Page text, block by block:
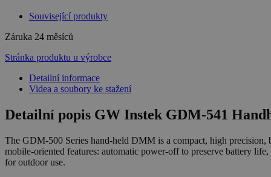
Související produkty
Záruka 24 měsíců
Stránka produktu u výrobce
Detailní informace
Videa a soubory ke stažení
Detailní popis GW Instek GDM-541
The GDM-500 Series hand-held DMM is a compact, high precision,
mobile-oriented features: automatic power-off to preserve battery
for outdoor use.